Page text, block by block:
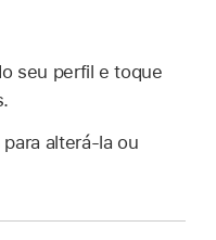
seu perfil e toque
alterá-la ou